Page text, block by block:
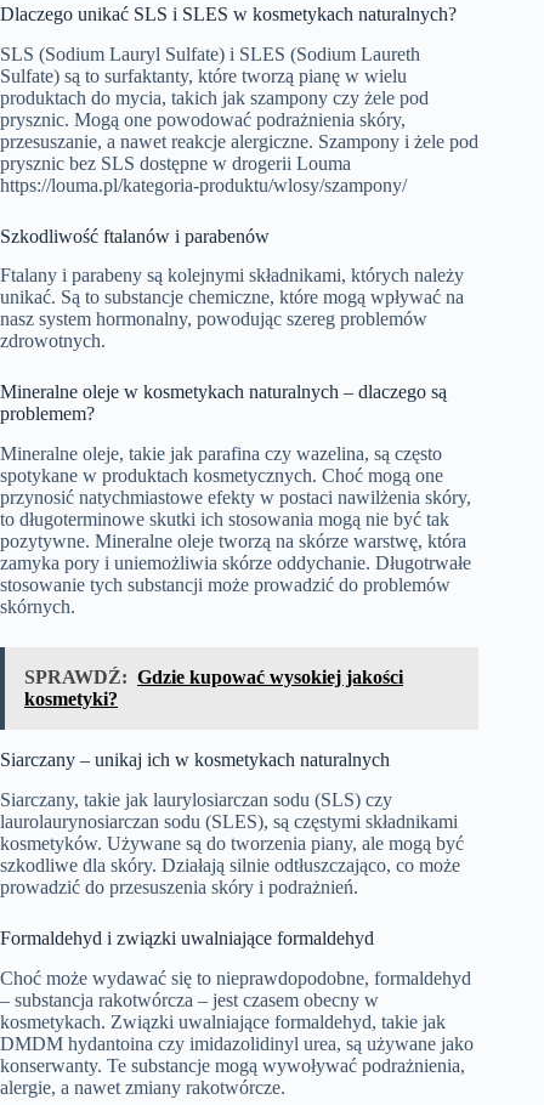
Dlaczego unikać SLS i SLES w kosmetykach naturalnych?
SLS (Sodium Lauryl Sulfate) i SLES (Sodium Laureth
Sulfate) są to surfaktanty, które tworzą pianę w wielu
produktach do mycia, takich jak szampony czy żele pod
prysznic. Mogą one powodować podrażnienia skóry,
przesuszanie, a nawet reakcje alergiczne. Szampony i żele pod
prysznic bez SLS dostępne w drogerii Louma
https://louma.pl/kategoria-produktu/wlosy/szampony/
Szkodliwość ftalanów i parabenów
Ftalany i parabeny są kolejnymi składnikami, których należy
unikać. Są to substancje chemiczne, które mogą wpływać na
nasz system hormonalny, powodując szereg problemów
zdrowotnych.
Mineralne oleje w kosmetykach naturalnych – dlaczego są
problemem?
Mineralne oleje, takie jak parafina czy wazelina, są często
spotykane w produktach kosmetycznych. Choć mogą one
przynosić natychmiastowe efekty w postaci nawilżenia skóry,
to długoterminowe skutki ich stosowania mogą nie być tak
pozytywne. Mineralne oleje tworzą na skórze warstwę, która
zamyka pory i uniemożliwia skórze oddychanie. Długotrwałe
stosowanie tych substancji może prowadzić do problemów
skórnych.
SPRAWDŹ: Gdzie kupować wysokiej jakości
kosmetyki?
Siarczany – unikaj ich w kosmetykach naturalnych
Siarczany, takie jak laurylosiarczan sodu (SLS) czy
laurolaurynosiarczan sodu (SLES), są częstymi składnikami
kosmetyków. Używane są do tworzenia piany, ale mogą być
szkodliwe dla skóry. Działają silnie odtłuszczająco, co może
prowadzić do przesuszenia skóry i podrażnień.
Formaldehyd i związki uwalniające formaldehyd
Choć może wydawać się to nieprawdopodobne, formaldehyd
– substancja rakotwórcza – jest czasem obecny w
kosmetykach. Związki uwalniające formaldehyd, takie jak
DMDM hydantoina czy imidazolidinyl urea, są używane jako
konserwanty. Te substancje mogą wywoływać podrażnienia,
alergie, a nawet zmiany rakotwórcze.